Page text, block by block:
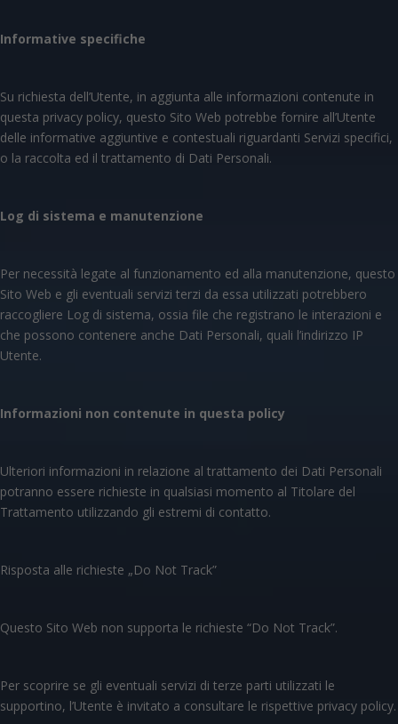
Informative specifiche
Su richiesta dell’Utente, in aggiunta alle informazioni contenute in
questa privacy policy, questo Sito Web potrebbe fornire all’Utente
delle informative aggiuntive e contestuali riguardanti Servizi specifici,
o la raccolta ed il trattamento di Dati Personali.
Log di sistema e manutenzione
Per necessità legate al funzionamento ed alla manutenzione, questo
Sito Web e gli eventuali servizi terzi da essa utilizzati potrebbero
raccogliere Log di sistema, ossia file che registrano le interazioni e
che possono contenere anche Dati Personali, quali l’indirizzo IP
Utente.
Informazioni non contenute in questa policy
Ulteriori informazioni in relazione al trattamento dei Dati Personali
potranno essere richieste in qualsiasi momento al Titolare del
Trattamento utilizzando gli estremi di contatto.
Risposta alle richieste „Do Not Track”
Questo Sito Web non supporta le richieste “Do Not Track”.
Per scoprire se gli eventuali servizi di terze parti utilizzati le
supportino, l’Utente è invitato a consultare le rispettive privacy policy.